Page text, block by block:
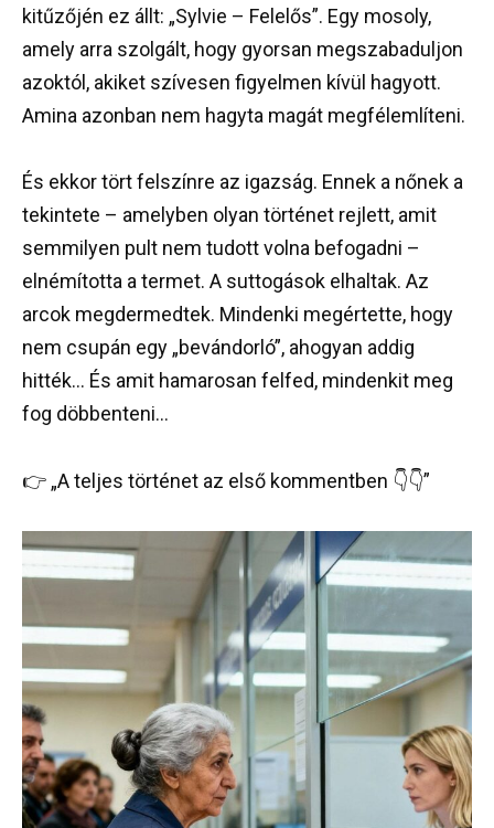
kitűzőjén ez állt: „Sylvie – Felelős”. Egy mosoly,
amely arra szolgált, hogy gyorsan megszabaduljon
azoktól, akiket szívesen figyelmen kívül hagyott.
Amina azonban nem hagyta magát megfélemlíteni.
És ekkor tört felszínre az igazság. Ennek a nőnek a
tekintete – amelyben olyan történet rejlett, amit
semmilyen pult nem tudott volna befogadni –
elnémította a termet. A suttogások elhaltak. Az
arcok megdermedtek. Mindenki megértette, hogy
nem csupán egy „bevándorló”, ahogyan addig
hitték… És amit hamarosan felfed, mindenkit meg
fog döbbenteni…
👉 „A teljes történet az első kommentben 👇👇”